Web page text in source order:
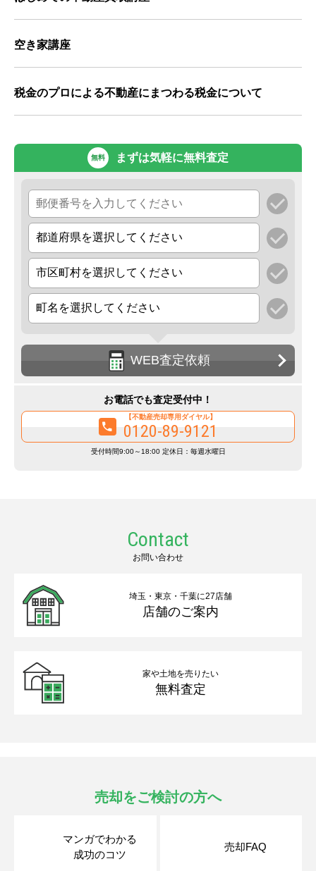
空き家講座
税金のプロによる不動産にまつわる税金について
無料 まずは気軽に無料査定
WEB査定依頼
お電話でも査定受付中！
【不動産売却専用ダイヤル】
0120-89-9121
受付時間9:00～18:00 定休日：毎週水曜日
Contact
お問い合わせ
埼玉・東京・千葉に27店舗
店舗のご案内
家や土地を売りたい
無料査定
売却をご検討の方へ
マンガでわかる
成功のコツ
売却FAQ